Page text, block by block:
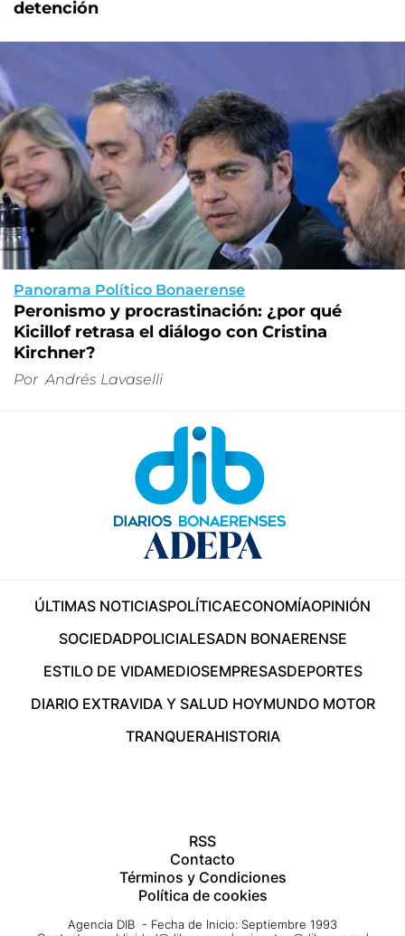
detención
Panorama Político Bonaerense
Peronismo y procrastinación: ¿por qué
Kicillof retrasa el diálogo con Cristina
Kirchner?
Por Andrés Lavaselli
ÚLTIMAS NOTICIASPOLÍTICAECONOMÍAOPINIÓN
SOCIEDADPOLICIALESADN BONAERENSE
ESTILO DE VIDAMEDIOSEMPRESASDEPORTES
DIARIO EXTRAVIDA Y SALUD HOYMUNDO MOTOR
TRANQUERAHISTORIA
RSS
Contacto
Términos y Condiciones
Política de cookies
Agencia DIB - Fecha de Inicio: Septiembre 1993